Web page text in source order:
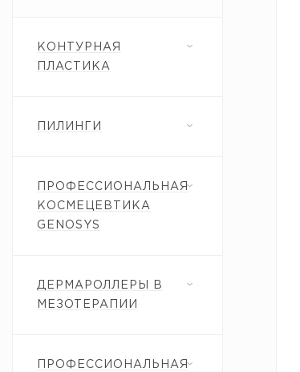
КОНТУРНАЯ
ПЛАСТИКА
ПИЛИНГИ
ПРОФЕССИОНАЛЬНАЯ
КОСМЕЦЕВТИКА
GENOSYS
ДЕРМАРОЛЛЕРЫ В
МЕЗОТЕРАПИИ
ПРОФЕССИОНАЛЬНАЯ